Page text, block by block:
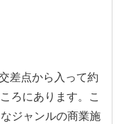
差点から入って約
ろにあります。こ
ジャンルの商業施